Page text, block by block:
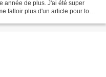
année de plus. J'ai été super
falloir plus d'un article pour tout